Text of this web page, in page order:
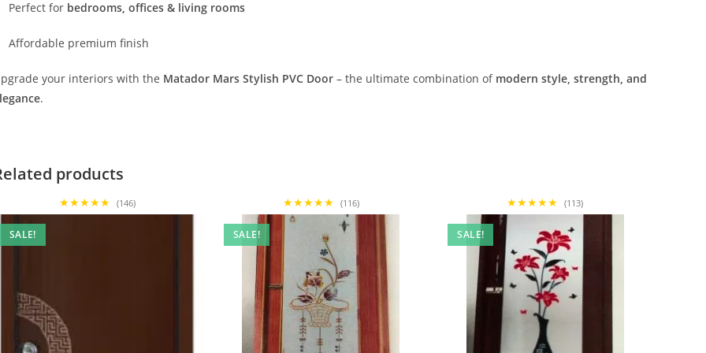
Perfect for bedrooms, offices & living rooms
Affordable premium finish
your interiors with the Matador Mars Stylish PVC Door – the ultimate combination of modern style, strength, and
.
products
★★★★★ (146)
SALE!
★★★★★ (116)
SALE!
★★★★★ (113)
SALE!